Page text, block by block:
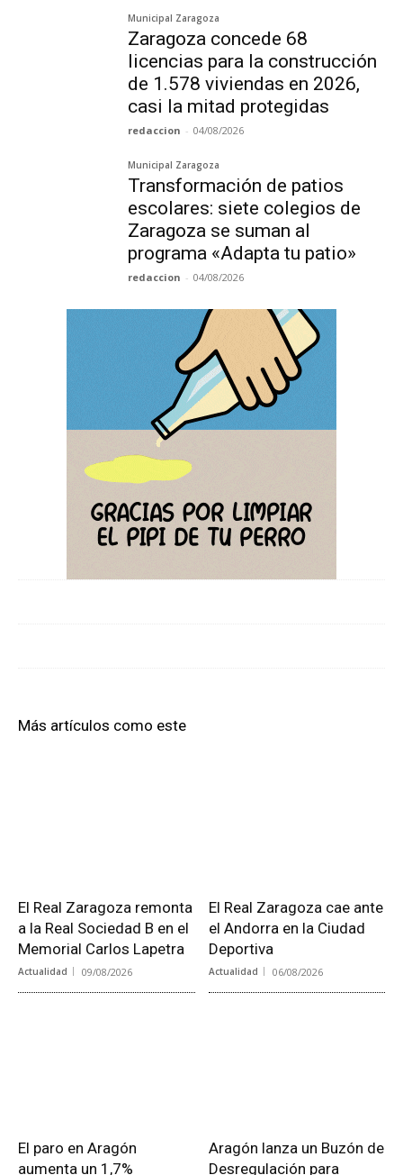
Municipal Zaragoza
Zaragoza concede 68
licencias para la construcción
de 1.578 viviendas en 2026,
casi la mitad protegidas
redaccion - 04/08/2026
Municipal Zaragoza
Transformación de patios
escolares: siete colegios de
Zaragoza se suman al
programa «Adapta tu patio»
redaccion - 04/08/2026
Más artículos como este
El Real Zaragoza remonta
a la Real Sociedad B en el
Memorial Carlos Lapetra
Actualidad 09/08/2026
El Real Zaragoza cae ante
el Andorra en la Ciudad
Deportiva
Actualidad 06/08/2026
El paro en Aragón
aumenta un 1,7%
Aragón lanza un Buzón de
Desregulación para